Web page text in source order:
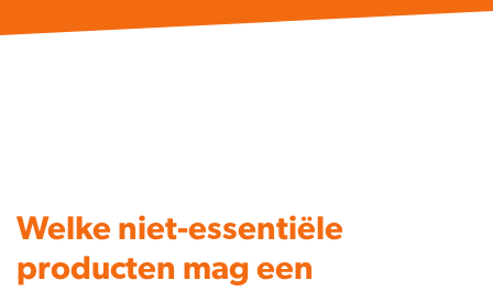
Welke niet-essentiële
producten mag een